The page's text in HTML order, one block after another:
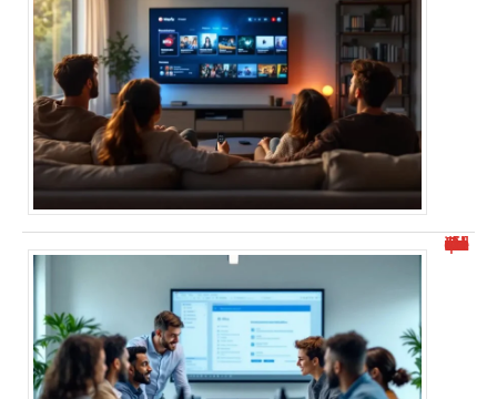
Documentation de l’outil de déploiement Office